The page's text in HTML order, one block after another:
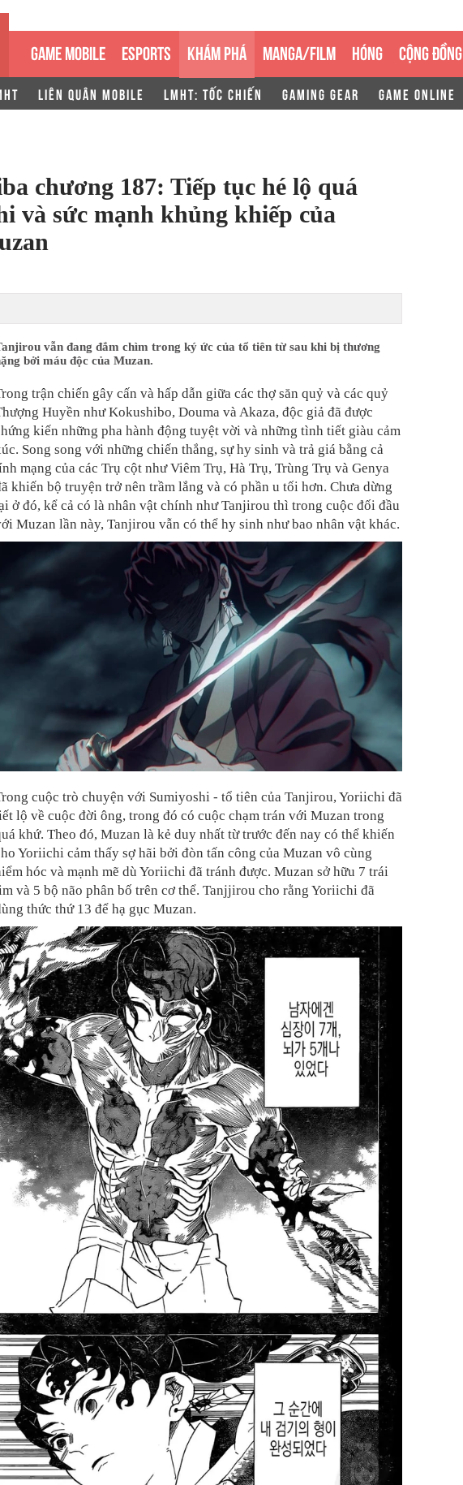
GAME MOBILE ESPORTS KHÁM PHÁ MANGA/FILM HÓNG CỘNG ĐỒNG
LIÊN QUÂN MOBILE LMHT: TỐC CHIẾN GAMING GEAR GAME ONLINE
chương 187: Tiếp tục hé lộ quá
và sức mạnh khủng khiếp của
vẫn đang đắm chìm trong ký ức của tổ tiên từ sau khi bị thương
bởi máu độc của Muzan.
trận chiến gây cấn và hấp dẫn giữa các thợ săn quỷ và các quỷ
Huyền như Kokushibo, Douma và Akaza, độc giả đã được
kiến những pha hành động tuyệt vời và những tình tiết giàu cảm
Song song với những chiến thắng, sự hy sinh và trả giá bằng cả
mạng của các Trụ cột như Viêm Trụ, Hà Trụ, Trùng Trụ và Genya
khiến bộ truyện trở nên trầm lắng và có phần u tối hơn. Chưa dừng
ở đó, kể cả có là nhân vật chính như Tanjirou thì trong cuộc đối đầu
Muzan lần này, Tanjirou vẫn có thể hy sinh như bao nhân vật khác.
cuộc trò chuyện với Sumiyoshi - tổ tiên của Tanjirou, Yoriichi đã
lộ về cuộc đời ông, trong đó có cuộc chạm trán với Muzan trong
khứ. Theo đó, Muzan là kẻ duy nhất từ trước đến nay có thể khiến
Yoriichi cảm thấy sợ hãi bởi đòn tấn công của Muzan vô cùng
hóc và mạnh mẽ dù Yoriichi đã tránh được. Muzan sở hữu 7 trái
và 5 bộ não phân bố trên cơ thể. Tanjjirou cho rằng Yoriichi đã
thức thứ 13 để hạ gục Muzan.